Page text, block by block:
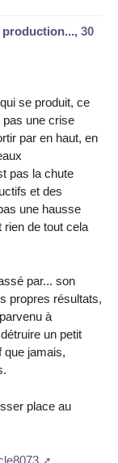
production..., 30
se produit, ce
pas une crise
par en haut, en
pas la chute
et des
une hausse
rien de tout cela
par... son
propres résultats,
à
un petit
que jamais,
place au